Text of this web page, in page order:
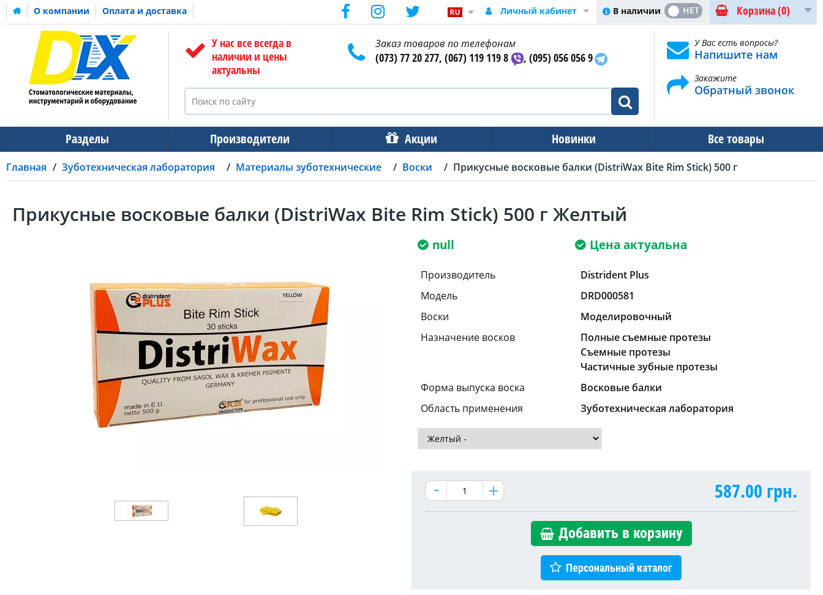
О компании Оплата и доставка Корзина(0)
В наличии
ДА НЕТ
Личный кабинет
У нас все всегда в
наличии и цены
актуальны
Заказ товаров по телефонам
(073) 77 20 277, (067) 119 119 8 , (095) 056 056 9
У Вас есть вопросы?
Напишите нам
Закажите
Обратный звонок
Разделы Производители Акции Новинки Все товары
Главная Зуботехническая лаборатория Материалы зуботехнические Воски Прикусные восковые балки (DistriWax Bite Rim Stick) 500 г
Прикусные восковые балки (DistriWax Bite Rim Stick) 500 г Желтый
null Цена актуальна
Производитель
Distrident Plus
Модель
DRD000581
Воски
Моделировочный
Назначение восков
Полные съемные протезы
Съемные протезы
Частичные зубные протезы
Форма выпуска воска
Восковые балки
Область применения
Зуботехническая лаборатория
587.00 грн.
Добавить в корзину
Персональный каталог